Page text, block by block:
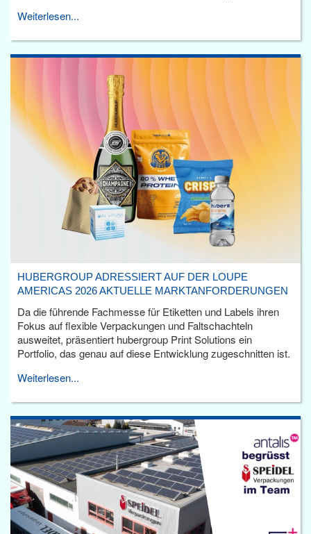
Weiterlesen...
HUBERGROUP ADRESSIERT AUF DER LOUPE
AMERICAS 2026 AKTUELLE MARKTANFORDERUNGEN
Da die führende Fachmesse für Etiketten und Labels ihren
Fokus auf flexible Verpackungen und Faltschachteln
ausweitet, präsentiert hubergroup Print Solutions ein
Portfolio, das genau auf diese Entwicklung zugeschnitten ist.
Weiterlesen...